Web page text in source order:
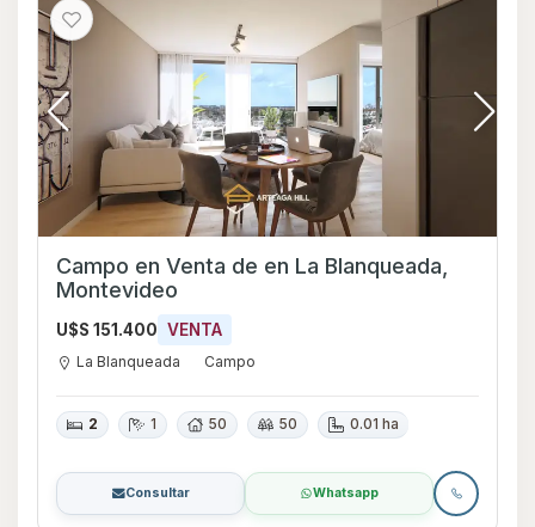
Campo en Venta de en La Blanqueada,
Montevideo
U$S 151.400 VENTA
La Blanqueada Campo
2 1 50 50 0.01 ha
Consultar Whatsapp